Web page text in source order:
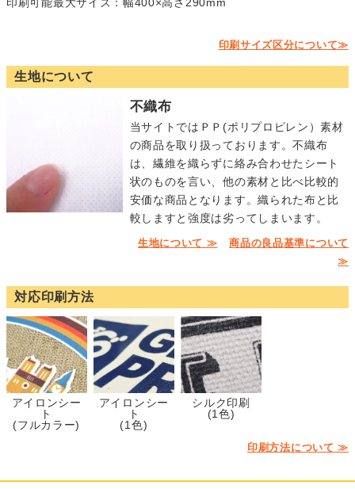
印刷サイズ区分について≫
生地について
不織布
当サイトではＰＰ(ポリプロピレン）素材
の商品を取り扱っております。不織布
は、繊維を織らずに絡み合わせたシート
状のものを言い、他の素材と比べ比較的
安価な商品となります。織られた布と比
較しますと強度は劣ってしまいます。
生地について ≫
商品の良品基準について
≫
対応印刷方法
アイロンシー
ト
(フルカラー)
アイロンシー
ト
(1色)
シルク印刷
(1色)
印刷方法について ≫